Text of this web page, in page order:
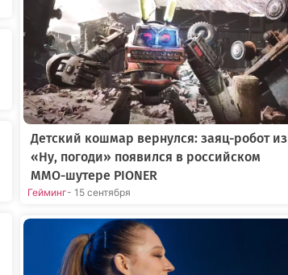
Детский кошмар вернулся: заяц-робот из
«Ну, погоди» появился в российском
MMO-шутере PIONER
Гейминг- 15 сентября